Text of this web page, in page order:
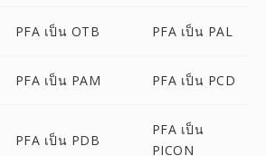
PFA เป็น OTB PFA เป็น PAL
PFA เป็น PAM PFA เป็น PCD
PFA เป็น PDB
PFA เป็น
PICON